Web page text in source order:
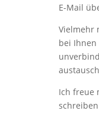
E-Mail
Vielmehr
bei
Ich freue